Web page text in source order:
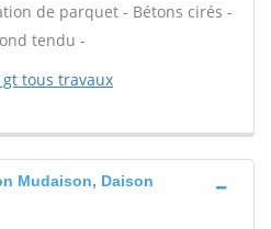
de parquet - Bétons cirés -
tendu -
tous travaux
Mudaison, Daison